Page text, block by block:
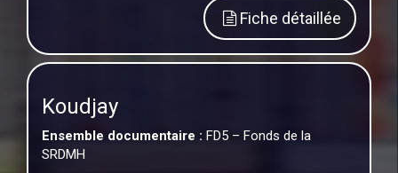
Fiche détaillée
Koudjay
Ensemble documentaire : FD5 – Fonds de la
SRDMH